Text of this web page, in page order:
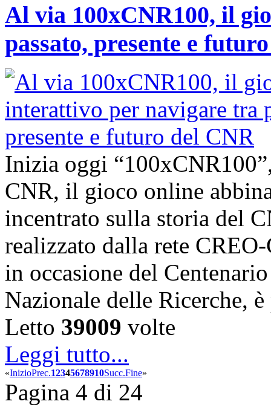
Al via 100xCNR100, il
passato, presente e
Inizia oggi
CNR, il gioco online
incentrato sulla storia del
realizzato dalla rete
in occasione del
Nazionale delle Ricerche,
Letto 39009 volte
Leggi tutto...
«InizioPrec.12345678910Succ.Fine»
Pagina 4 di 24